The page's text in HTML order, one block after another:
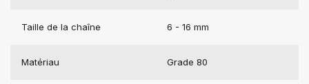
Taille de la chaîne 6 - 16 mm
Matériau Grade 80